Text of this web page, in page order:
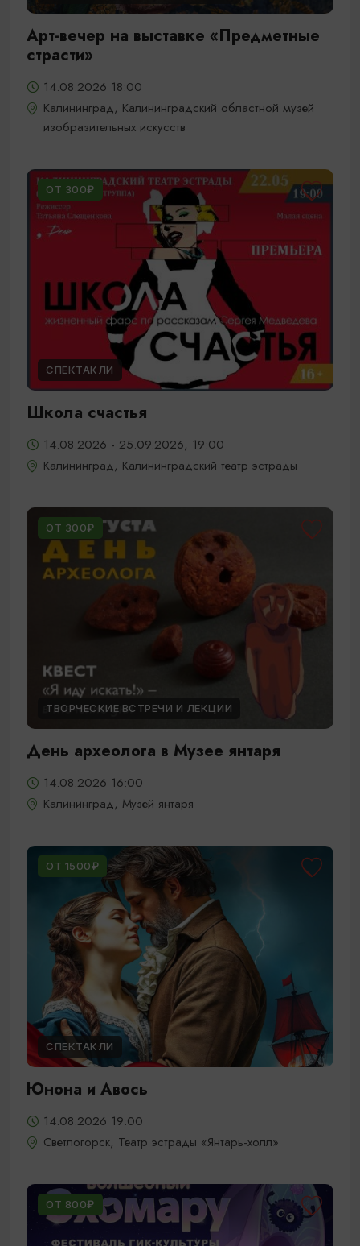
Арт-вечер на выставке «Предметные
страсти»
14.08.2026 18:00
Калининград, Калининградский областной музей
изобразительных искусств
ОТ 300₽
СПЕКТАКЛИ
Школа счастья
14.08.2026 - 25.09.2026, 19:00
Калининград, Калининградский театр эстрады
ОТ 300₽
ТВОРЧЕСКИЕ ВСТРЕЧИ И ЛЕКЦИИ
День археолога в Музее янтаря
14.08.2026 16:00
Калининград, Музей янтаря
ОТ 1500₽
СПЕКТАКЛИ
Юнона и Авось
14.08.2026 19:00
Светлогорск, Театр эстрады «Янтарь-холл»
ОТ 800₽